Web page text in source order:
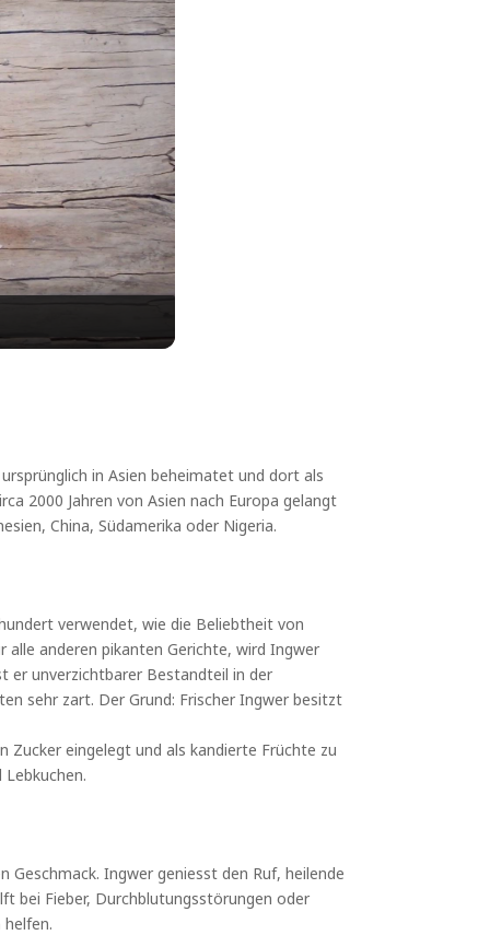
in Asien beheimatet und dort als
2000 Jahren von Asien nach Europa gelangt
China, Südamerika oder Nigeria.
verwendet, wie die Beliebtheit von
alle anderen pikanten Gerichte, wird Ingwer
er unverzichtbarer Bestandteil in der
sehr zart. Der Grund: Frischer Ingwer besitzt
Zucker eingelegt und als kandierte Früchte zu
Geschmack. Ingwer geniesst den Ruf, heilende
bei Fieber, Durchblutungsstörungen oder